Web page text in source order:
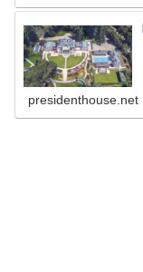
presidenthouse.net